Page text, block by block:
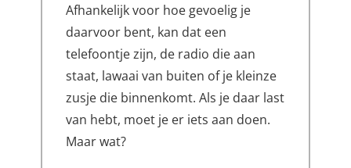
Afhankelijk voor hoe gevoelig je
daarvoor bent, kan dat een
telefoontje zijn, de radio die aan
staat, lawaai van buiten of je kleinze
zusje die binnenkomt. Als je daar last
van hebt, moet je er iets aan doen.
Maar wat?